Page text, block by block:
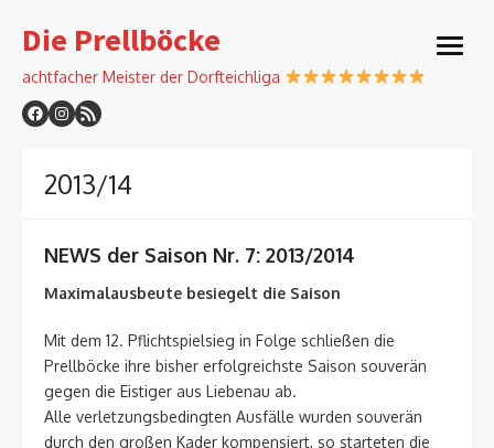
to
Die Prellböcke
achtfacher Meister der Dorfteichliga
open
2013/14
NEWS der Saison Nr. 7: 2013/2014
Maximalausbeute besiegelt die Saison
Mit dem 12. Pflichtspielsieg in Folge schließen die
Prellböcke ihre bisher erfolgreichste Saison souverän
gegen die Eistiger aus Liebenau ab.
Alle verletzungsbedingten Ausfälle wurden souverän
durch den großen Kader kompensiert, so starteten die